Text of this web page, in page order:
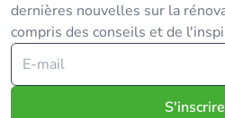
dernières nouvelles sur la
compris des conseils et de
S'inscrire